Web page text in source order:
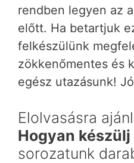
rendben legyen az
előtt. Ha betartjuk
felkészülünk
zökkenőmentes és
egész utazásunk!
Elolvasásra
Hogyan
sorozatunk